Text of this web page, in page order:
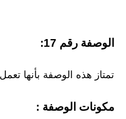
الوصفة رقم 17:
تمتاز هذه الوصفة بأنها
مكونات الوصفة :